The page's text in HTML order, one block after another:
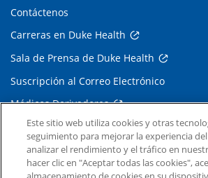
Contáctenos
Carreras en Duke Health
Sala de Prensa de Duke Health
Suscripción al Correo Electrónico
Médicos Derivadores
Enlaces relacionados
Duke Cancer Institute
Este sitio web utiliza cookies y otras
seguimiento para mejorar la experiencia
analizar el rendimiento y el tráfico en
hacer clic en "Aceptar todas las cookies",